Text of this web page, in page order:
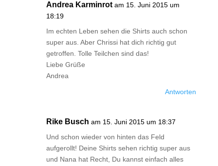
Andrea Karminrot am 15. Juni 2015 um
18:19
Im echten Leben sehen die Shirts auch schon
super aus. Aber Chrissi hat dich richtig gut
getroffen. Tolle Teilchen sind das!
Liebe Grüße
Andrea
Antworten
Rike Busch am 15. Juni 2015 um 18:37
Und schon wieder von hinten das Feld
aufgerollt! Deine Shirts sehen richtig super aus
und Nana hat Recht, Du kannst einfach alles